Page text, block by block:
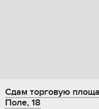
Сдам торговую
Поле, 18